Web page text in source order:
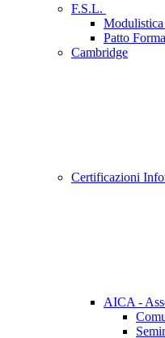
F.S.L.
Patto
Cambridge
Certificazioni
AICA -